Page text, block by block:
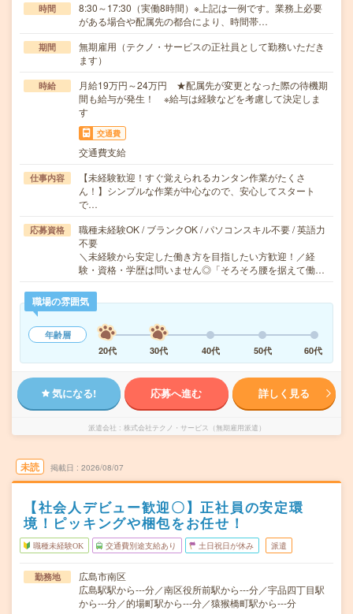
時間
8:30～17:30（実働8時間）※上記は一例です。業務上必要
がある場合や配属先の都合により、時間帯…
期間
無期雇用（テクノ・サービスの正社員として勤務いただき
ます）
時給
月給19万円～24万円 ★配属先が変更となった際の待機期
間も給与が発生！ ※給与は経験などを考慮して決定しま
す
交通費
交通費支給
仕事内容
【未経験歓迎！すぐ覚えられるカンタン作業がたくさ
ん！】シンプルな作業が中心なので、安心してスタート
で…
応募資格
職種未経験OK / ブランクOK / パソコンスキル不要 / 英語力
不要
＼未経験から安定した働き方を目指したい方歓迎！／経
験・資格・学歴は問いません◎「そろそろ腰を据えて働…
職場の雰囲気
年齢層
20代
30代 40代 50代 60代
気になる! 応募へ進む 詳しく見る
派遣会社 株式会社テクノ・サービス（無期雇用派遣）
未読 掲載日 2026/08/07
【社会人デビュー歓迎〇】正社員の安定環
境！ピッキングや梱包をお任せ！
職種未経験OK 交通費別途支給あり 土日祝日が休み 派遣
勤務地
広島市南区
広島駅駅から---分／南区役所前駅から---分／宇品四丁目駅
から---分／的場町駅から---分／猿猴橋町駅から---分